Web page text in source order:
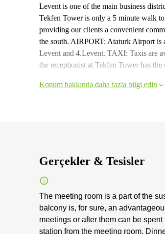
Levent is one of the main business
Tekfen Tower is only a 5 minute walk
providing our clients a convenient
the south. AIRPORT: Ataturk Airport
Levent and 4.Levent. TAXI: Taxis are
the receptionist at Tekfen Tower has
Konum hakkında daha fazla bilgi edin
Gerçekler & Tesisler
The meeting room is a part of the
balcony is, for sure, an
meetings or after them can be
station from the meeting room.